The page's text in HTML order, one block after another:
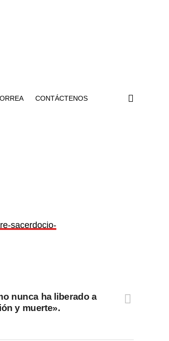
CONTÁCTENOS
sacerdocio-
nunca ha liberado a
y muerte».